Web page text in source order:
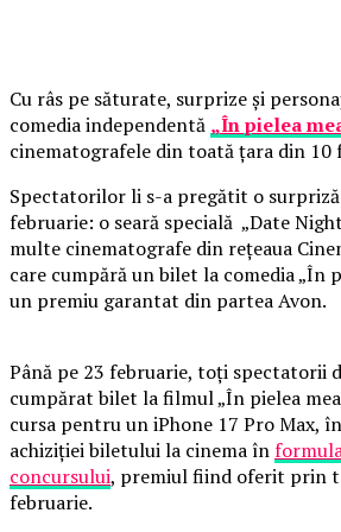
Cu râs pe săturate, surprize și
comedia independentă „În pielea
cinematografele din toată țara din 10
Spectatorilor li s-a pregătit o
februarie: o seară specială „Date
multe cinematografe din rețeaua
care cumpără un bilet la comedia „În
un premiu garantat din partea Avon.
Până pe 23 februarie, toți spectatorii
cumpărat bilet la filmul „În pielea
cursa pentru un iPhone 17 Pro Max,
achiziției biletului la cinema în
concursului, premiul fiind oferit prin
februarie.